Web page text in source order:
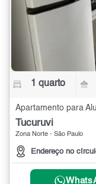
1 quarto
Apartamento para
Tucuruvi
Zona Norte - São Paulo
Endereço no